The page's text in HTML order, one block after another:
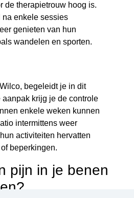
de therapietrouw hoog is.
na enkele sessies
genieten van hun
wandelen en sporten.
begeleidt je in dit
krijg je de controle
enkele weken kunnen
intermittens weer
activiteiten hervatten
beperkingen.
pijn in je benen